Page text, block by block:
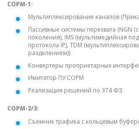
СОРМ-1:
Мультиплексирование каналов
Пассивные системы перехвата (NGN
поколения), IMS (мультимедийная
протокола IP), TDM
разделением))
Конвертеры проприетарных
Имитатор ПУ СОРМ
Реализация решений по 374 ФЗ
СОРМ-2/3:
Съемник трафика с кольцевым